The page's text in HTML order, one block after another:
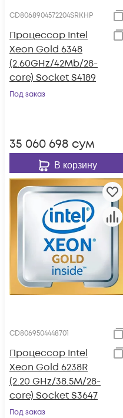
CD8068904572204SRKHP
Процессор Intel
Xeon Gold 6348
(2.60GHz/42Mb/28-
core) Socket S4189
Под заказ
35 060 698 сум
В корзину
CD8069504448701
Процессор Intel
Xeon Gold 6238R
(2.20 GHz/38.5M/28-
core) Socket S3647
Под заказ